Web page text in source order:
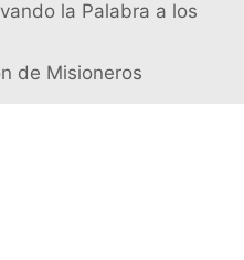
la Palabra a los
de Misioneros